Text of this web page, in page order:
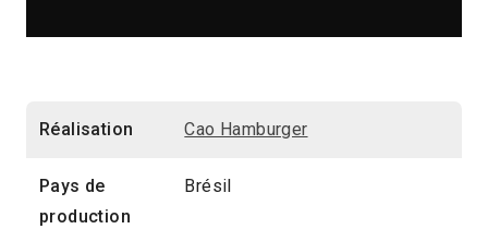
Réalisation Cao Hamburger
Pays de
production
Brésil